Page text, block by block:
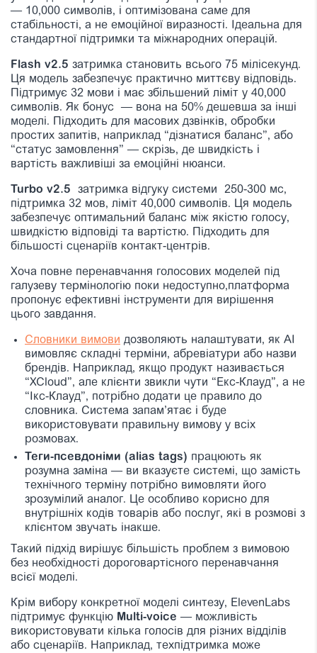
— 10,000 символів, і оптимізована саме для
стабільності, а не емоційної виразності. Ідеальна для
стандартної підтримки та міжнародних операцій.
Flash v2.5 затримка становить всього 75 мілісекунд.
Ця модель забезпечує практично миттєву відповідь.
Підтримує 32 мови і має збільшений ліміт у 40,000
символів. Як бонус — вона на 50% дешевша за інші
моделі. Підходить для масових дзвінків, обробки
простих запитів, наприклад “дізнатися баланс”, або
“статус замовлення” — скрізь, де швидкість і
вартість важливіші за емоційні нюанси.
Turbo v2.5 затримка відгуку системи 250-300 мс,
підтримка 32 мов, ліміт 40,000 символів. Ця модель
забезпечує оптимальний баланс між якістю голосу,
швидкістю відповіді та вартістю. Підходить для
більшості сценаріїв контакт-центрів.
Хоча повне перенавчання голосових моделей під
галузеву термінологію поки недоступно,платформа
пропонує ефективні інструменти для вирішення
цього завдання.
Словники вимови дозволяють налаштувати, як AI
вимовляє складні терміни, абревіатури або назви
брендів. Наприклад, якщо продукт називається
“XCloud”, але клієнти звикли чути “Екс-Клауд”, а не
“Ікс-Клауд”, потрібно додати це правило до
словника. Система запам’ятає і буде
використовувати правильну вимову у всіх
розмовах.
Теги-псевдоніми (alias tags) працюють як
розумна заміна — ви вказуєте системі, що замість
технічного терміну потрібно вимовляти його
зрозумілий аналог. Це особливо корисно для
внутрішніх кодів товарів або послуг, які в розмові з
клієнтом звучать інакше.
Такий підхід вирішує більшість проблем з вимовою
без необхідності дороговартісного перенавчання
всієї моделі.
Крім вибору конкретної моделі синтезу, ElevenLabs
підтримує функцію Multi-voice — можливість
використовувати кілька голосів для різних відділів
або сценаріїв. Наприклад, техпідтримка може